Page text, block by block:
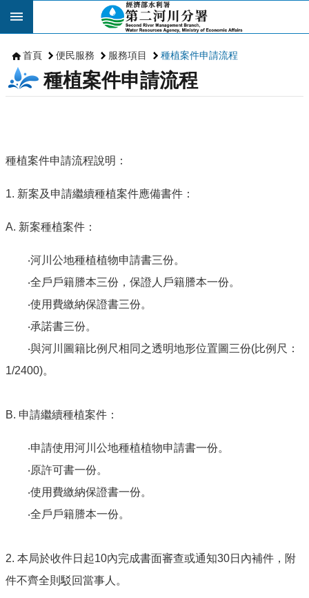
跳到主要內容區塊
首頁 便民服務 服務項目 種植案件申請流程
種植案件申請流程
種植案件申請流程說明：
1. 新案及申請繼續種植案件應備書件：
A. 新案種植案件：
‧河川公地種植植物申請書三份。
‧全戶戶籍謄本三份，保證人戶籍謄本一份。
‧使用費繳納保證書三份。
‧承諾書三份。
‧與河川圖籍比例尺相同之透明地形位置圖三份(比例尺：
1/2400)。
B. 申請繼續種植案件：
‧申請使用河川公地種植植物申請書一份。
‧原許可書一份。
‧使用費繳納保證書一份。
‧全戶戶籍謄本一份。
2. 本局於收件日起10內完成書面審查或通知30日內補件，附
件不齊全則駁回當事人。